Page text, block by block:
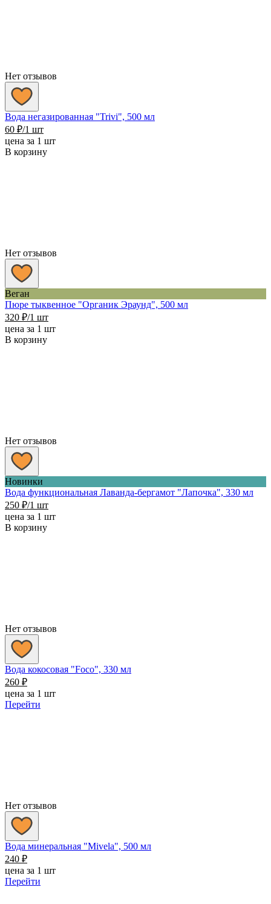
Нет отзывов
Вода негазированная "Trivi", 500 мл
60 ₽/1 шт
цена за 1 шт
В корзину
Нет отзывов
Веган
Пюре тыквенное "Органик Эраунд", 500 мл
320 ₽/1 шт
цена за 1 шт
В корзину
Нет отзывов
Новинки
Вода функциональная Лаванда-бергамот "Лапочка", 330 мл
250 ₽/1 шт
цена за 1 шт
В корзину
Нет отзывов
Вода кокосовая "Foco", 330 мл
260 ₽
цена за 1 шт
Перейти
Нет отзывов
Вода минеральная "Mivela", 500 мл
240 ₽
цена за 1 шт
Перейти